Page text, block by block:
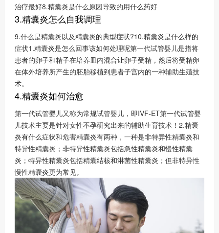
治疗最好8.精囊炎是什么原因导致的用什么药好
3.精囊炎怎么自我调理
9.什么是精囊炎以及精囊炎的典型症状?10.精囊炎是什么样的
症状1.精囊炎是怎么回事该如何处理呢第一代试管婴儿是指将
患者的卵子和精子在培养皿内混合让卵子受精，然后将受精卵
在体外培养所产生的胚胎移植到患者子宫内的一种辅助生殖技
术。
4.精囊炎如何治愈
第一代试管婴儿又称为常规试管婴儿，即IVF-ET第一代试管婴
儿技术主要是针对女性不孕研究出来的辅助生育技术！2.精囊
炎有什么症状和危害精囊炎有两种，一种是非特异性精囊炎和
特异性精囊炎；非特异性精囊炎包括急性精囊炎和慢性精囊
炎；特异性精囊炎包括精囊结核和淋菌性精囊炎；但非特异性
慢性精囊炎更为常见。